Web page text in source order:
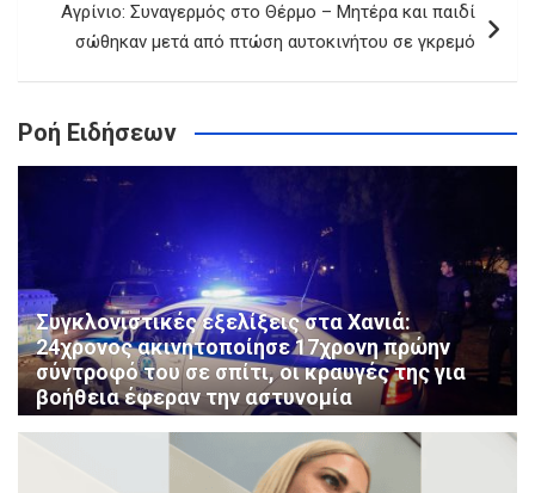
Αγρίνιο: Συναγερμός στο Θέρμο – Μητέρα και παιδί
σώθηκαν μετά από πτώση αυτοκινήτου σε γκρεμό
Ροή Ειδήσεων
Συγκλονιστικές εξελίξεις στα Χανιά:
24χρονος ακινητοποίησε 17χρονη πρώην
σύντροφό του σε σπίτι, οι κραυγές της για
βοήθεια έφεραν την αστυνομία